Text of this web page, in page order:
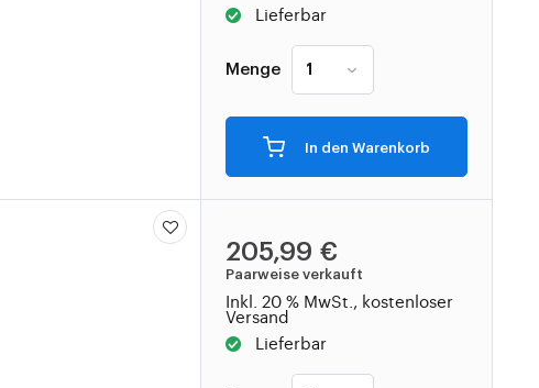
Lieferbar
Menge
In den Warenkorb
205,99 €
Paarweise verkauft
Inkl. 20 % MwSt., kostenloser
Versand
Lieferbar